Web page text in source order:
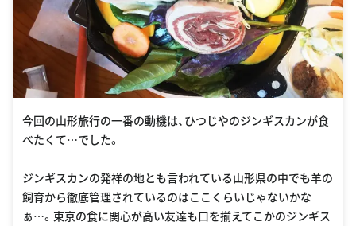
今回の山形旅行の一番の動機は、ひつじやのジンギスカンが食
べたくて…でした。
ジンギスカンの発祥の地とも言われている山形県の中でも羊の
飼育から徹底管理されているのはここくらいじゃないかな
ぁ…。東京の食に関心が高い友達も口を揃えてこかのジンギス